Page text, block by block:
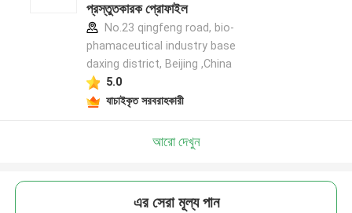
প্রস্তুতকারক প্রোফাইল
No.23 qingfeng road, bio-
phamaceutical industry base
daxing district, Beijing ,China
5.0
যাচাইকৃত সরবরাহকারী
আরো দেখুন
এর সেরা মূল্য পান